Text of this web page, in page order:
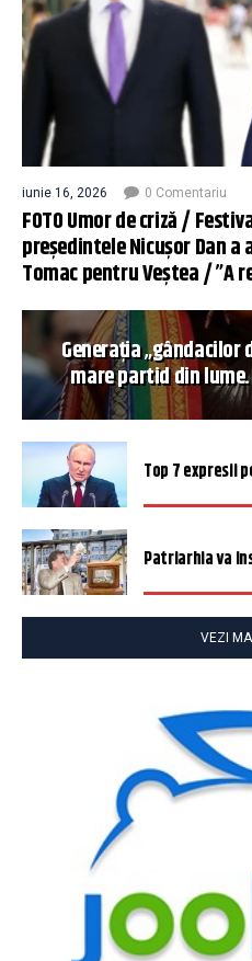
iunie 16, 2026 0 Comentariu
FOTO Umor de criză /
președintele Nicușor Dan
Tomac pentru Veștea / ”A
Generația „gândacilor
mare partid din
Top 7 expresii
Patriarhia va
VEZI